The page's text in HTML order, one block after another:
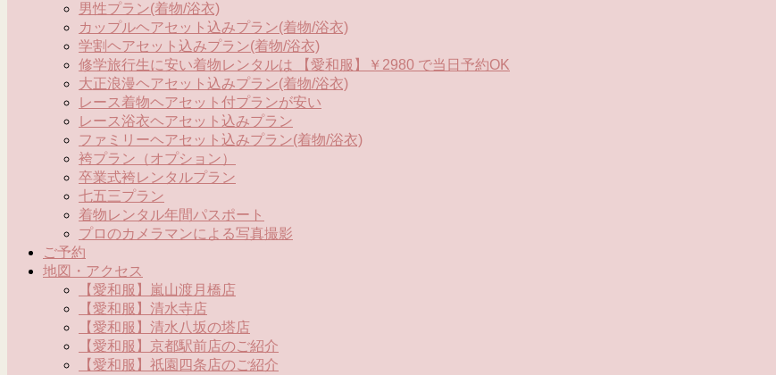
男性プラン(着物/浴衣)
カップルヘアセット込みプラン(着物/浴衣)
学割ヘアセット込みプラン(着物/浴衣)
修学旅行生に安い着物レンタルは 【愛和服】￥2980 で当日予約OK
大正浪漫ヘアセット込みプラン(着物/浴衣)
レース着物ヘアセット付プランが安い
レース浴衣ヘアセット込みプラン
ファミリーヘアセット込みプラン(着物/浴衣)
袴プラン（オプション）
卒業式袴レンタルプラン
七五三プラン
着物レンタル年間パスポート
プロのカメラマンによる写真撮影
ご予約
地図・アクセス
【愛和服】嵐山渡月橋店
【愛和服】清水寺店
【愛和服】清水八坂の塔店
【愛和服】京都駅前店のご紹介
【愛和服】祇園四条店のご紹介